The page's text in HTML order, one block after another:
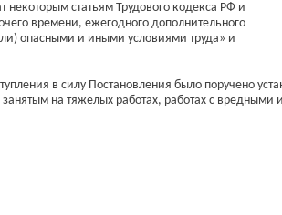
статьям Трудового кодекса РФ и
времени, ежегодного дополнительного
опасными и иными условиями труда» и
в силу Постановления было поручено
на тяжелых работах, работах с